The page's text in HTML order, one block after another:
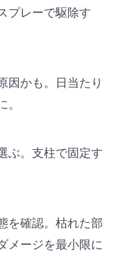
プレーで駆除す
因かも。日当たり
ぶ。支柱で固定す
を確認。枯れた部
メージを最小限に